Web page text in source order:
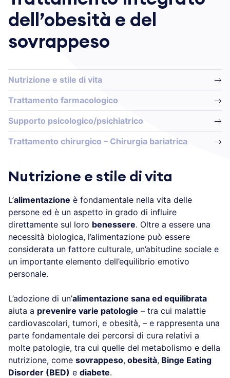
dell’obesità e del
sovrappeso
Nutrizione e stile di vita
Trattamento farmacologico
Supporto psicologico/psichiatrico
Trattamento chirurgico – Chirurgia bariatrica
Nutrizione e stile di vita
L’alimentazione è fondamentale nella vita delle
persone ed è un aspetto in grado di influire
direttamente sul loro benessere. Oltre a essere una
necessità biologica, l’alimentazione può essere
considerata un fattore culturale, un’abitudine sociale e
un importante elemento dell’equilibrio emotivo
personale.
L’adozione di un’alimentazione sana ed equilibrata
aiuta a prevenire varie patologie – tra cui malattie
cardiovascolari, tumori, e obesità, – e rappresenta una
parte fondamentale dei percorsi di cura relativi a
molte patologie, tra cui quelle del metabolismo e della
nutrizione, come sovrappeso, obesità, Binge Eating
Disorder (BED) e diabete.